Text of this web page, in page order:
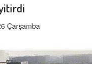
Çarşamba